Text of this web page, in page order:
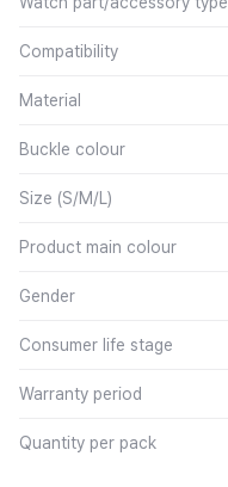
Compatibility
Material
Buckle colour
Size (S/M/L)
Product main colour
Gender
Consumer life stage
Warranty period
Quantity per pack